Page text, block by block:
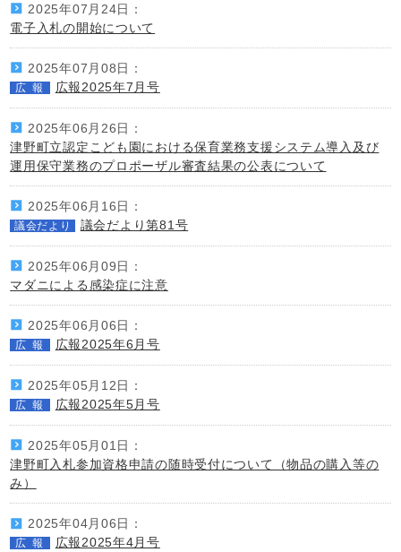
2025年07月24日：
電子入札の開始について
2025年07月08日：
広報 広報2025年7月号
2025年06月26日：
津野町立認定こども園における保育業務支援システム導入及び
運用保守業務のプロポーザル審査結果の公表について
2025年06月16日：
議会だより 議会だより第81号
2025年06月09日：
マダニによる感染症に注意
2025年06月06日：
広報 広報2025年6月号
2025年05月12日：
広報 広報2025年5月号
2025年05月01日：
津野町入札参加資格申請の随時受付について（物品の購入等の
み）
2025年04月06日：
広報 広報2025年4月号